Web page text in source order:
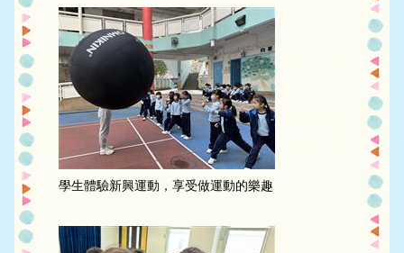
學生體驗新興運動，享受做運動的樂趣